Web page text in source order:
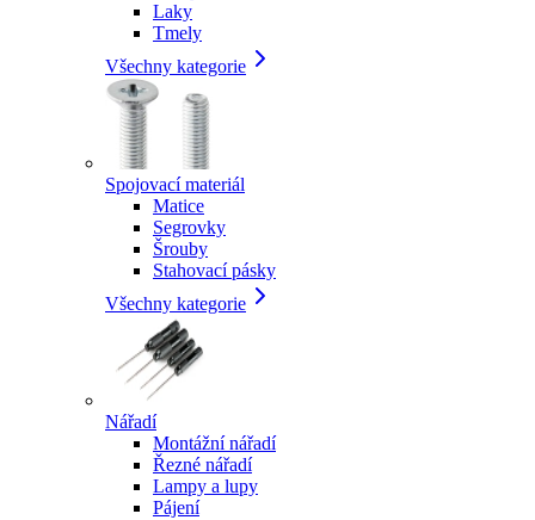
Laky
Tmely
Všechny kategorie
Spojovací materiál
Matice
Segrovky
Šrouby
Stahovací pásky
Všechny kategorie
Nářadí
Montážní nářadí
Řezné nářadí
Lampy a lupy
Pájení